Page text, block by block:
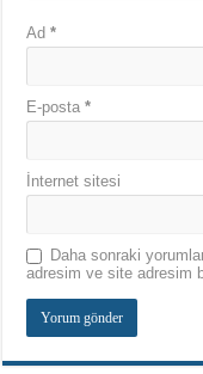
Ad*
E-posta*
İnternet sitesi
Daha sonraki
adresim ve site adresim